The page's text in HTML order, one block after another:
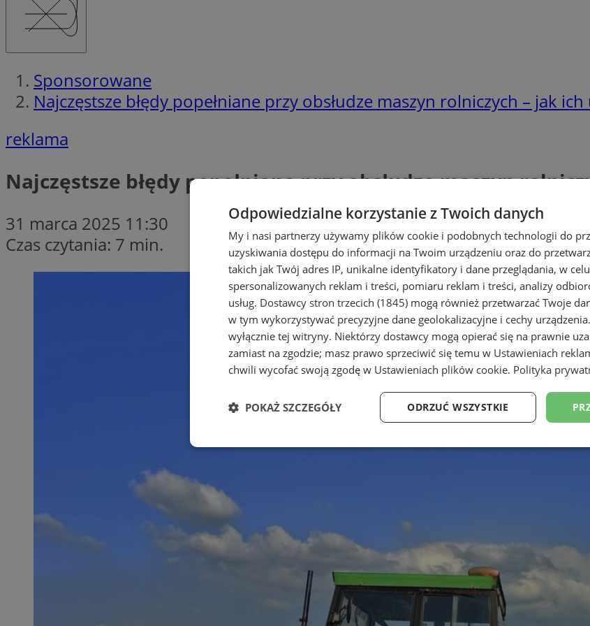
Sponsorowane
Najczęstsze błędy popełniane przy obsłudze maszyn rolniczych – jak ich
reklama
Najczęstsze błędy popełniane przy obsłudze maszyn
31 marca 2025 11:30
Czas czytania: 7 min.
Odpowiedzialne korzystanie z Twoich danych
My i nasi partnerzy używamy plików cookie i podobnych technologii do
uzyskiwania dostępu do informacji na Twoim urządzeniu oraz do
takich jak Twój adres IP, unikalne identyfikatory i dane przeglądania, w
spersonalizowanych reklam i treści, pomiaru reklam i treści, analizy
usług. Dostawcy stron trzecich (1845) mogą również przetwarzać Twoje
w tym wykorzystywać precyzyjne dane geolokalizacyjne i cechy
wyłącznie tej witryny. Niektórzy dostawcy mogą opierać się na prawnie
zamiast na zgodzie; masz prawo sprzeciwić się temu w Ustawieniach
chwili wycofać swoją zgodę w Ustawieniach plików cookie. Polityka
ODRZUĆ WSZYSTKIE
POKAŻ SZCZEGÓŁY
Niezbędne Wydajność Targetowanie
Niezbędne Wydajność Targetowanie Funkcjonalność
Niezbędne pliki cookie umożliwiają korzystanie z podstawowych funkcji strony internetowej,
zarządzanie kontem. Bez niezbędnych plików cookie nie można prawidłowo korzystać ze strony
Provider Domena
przechowywania